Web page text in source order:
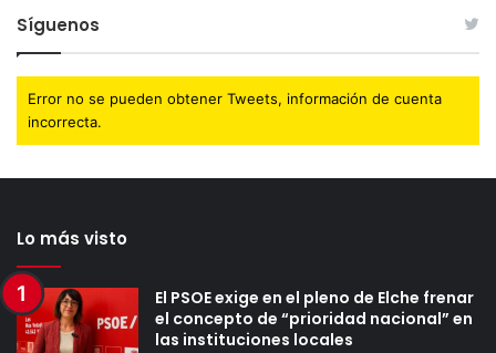
Síguenos
Error no se pueden obtener Tweets, información de cuenta
incorrecta.
Lo más visto
El PSOE exige en el pleno de Elche frenar
el concepto de “prioridad nacional” en
las instituciones locales